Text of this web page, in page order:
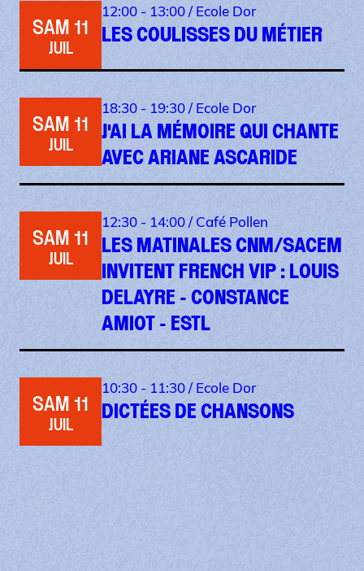
SAM 11
JUIL
12:00 - 13:00 /Ecole Dor
LES COULISSES DU MÉTIER
SAM 11
JUIL
18:30 - 19:30 /Ecole Dor
J'AI LA MÉMOIRE QUI CHANTE
AVEC ARIANE ASCARIDE
SAM 11
JUIL
12:30 - 14:00 /Café Pollen
LES MATINALES CNM/SACEM
INVITENT FRENCH VIP : LOUIS
DELAYRE - CONSTANCE
AMIOT - ESTL
SAM 11
JUIL
10:30 - 11:30 /Ecole Dor
DICTÉES DE CHANSONS